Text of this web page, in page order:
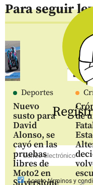
Para seguir
Deportes
Nuevo
susto para
David
Alonso, se
cayó en las
pruebas
libres de
Moto2 en
de
Aceptotérminos y